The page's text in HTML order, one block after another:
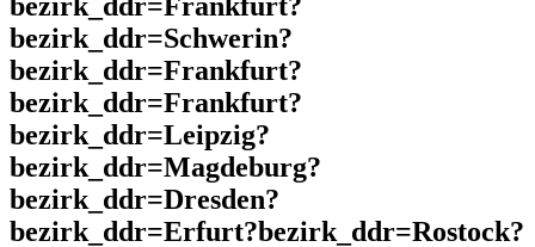
bezirk_ddr=Frankfurt?
bezirk_ddr=Schwerin?
bezirk_ddr=Frankfurt?
bezirk_ddr=Frankfurt?
bezirk_ddr=Leipzig?
bezirk_ddr=Magdeburg?
bezirk_ddr=Dresden?
bezirk_ddr=Erfurt?bezirk_ddr=Rostock?